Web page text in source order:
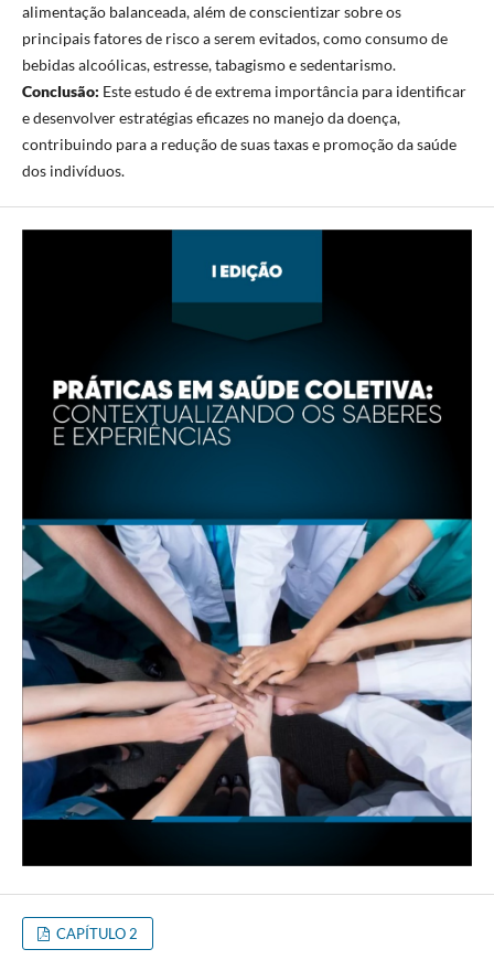
alimentação balanceada, além de conscientizar sobre os
principais fatores de risco a serem evitados, como consumo de
bebidas alcoólicas, estresse, tabagismo e sedentarismo.
Conclusão: Este estudo é de extrema importância para identificar
e desenvolver estratégias eficazes no manejo da doença,
contribuindo para a redução de suas taxas e promoção da saúde
dos indivíduos.
CAPÍTULO 2